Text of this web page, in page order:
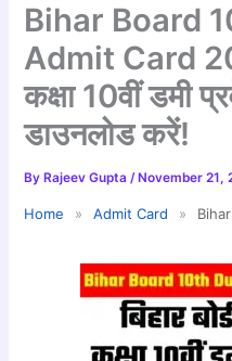
Bihar Board
Admit Card
कक्षा 10वीं डमी
डाउनलोड करें!
By Rajeev Gupta/ November 21,
Home » Admit Card »